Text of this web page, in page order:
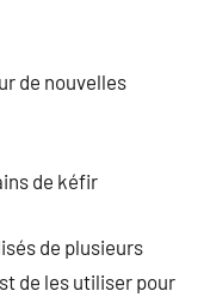
de nouvelles
de kéfir
de plusieurs
de les utiliser pour